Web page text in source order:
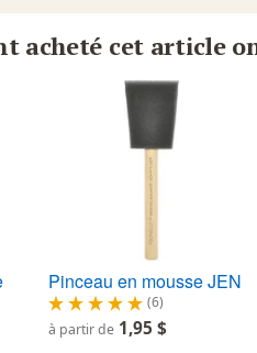
acheté cet article
Pinceau en mousse JEN
(6)
à partir de 1,95 $